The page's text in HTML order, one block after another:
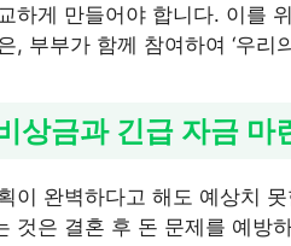
하게 만들어야 합니다. 이를
, 부부가 함께 참여하여 ‘우리
상금과 긴급 자금 마
이 완벽하다고 해도 예상치
것은 결혼 후 돈 문제를 예방